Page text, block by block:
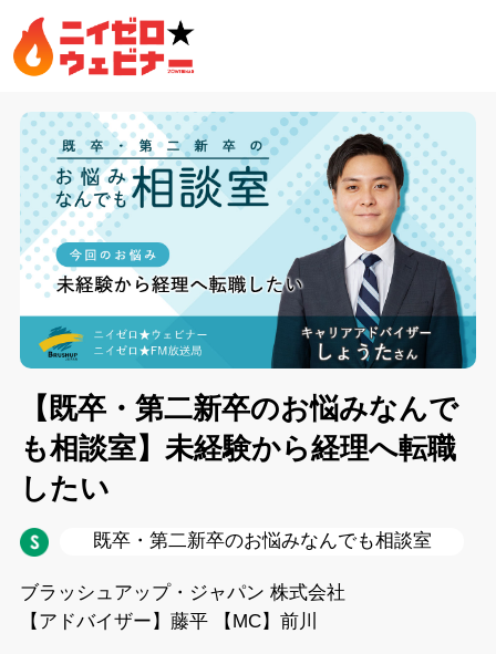
【既卒・第二新卒のお悩みなんで
も相談室】未経験から経理へ転職
したい
既卒・第二新卒のお悩みなんでも相談室
ブラッシュアップ・ジャパン 株式会社
【アドバイザー】藤平 【MC】前川